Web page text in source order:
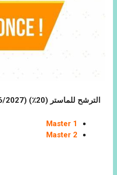
الترشح للماستر (20٪) (2026/2027)
Master 1
Master 2